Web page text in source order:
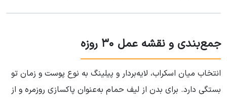
جمع‌بندی و نقشه عمل ۳۰ روزه
انتخاب میان اسکراب، لایه‌بردار و پیلینگ به نوع پوست و زمان تو
بستگی دارد. برای بدن از لیف حمام به‌عنوان پاکسازی روزمره و از